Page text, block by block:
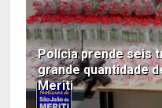
Polícia prende seis
grande quantidade
Meriti